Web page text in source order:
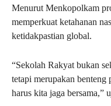
Menurut Menkopolkam
memperkuat ketahanan
ketidakpastian global.
“Sekolah Rakyat bukan
tetapi merupakan benteng
harus kita jaga bersama,”